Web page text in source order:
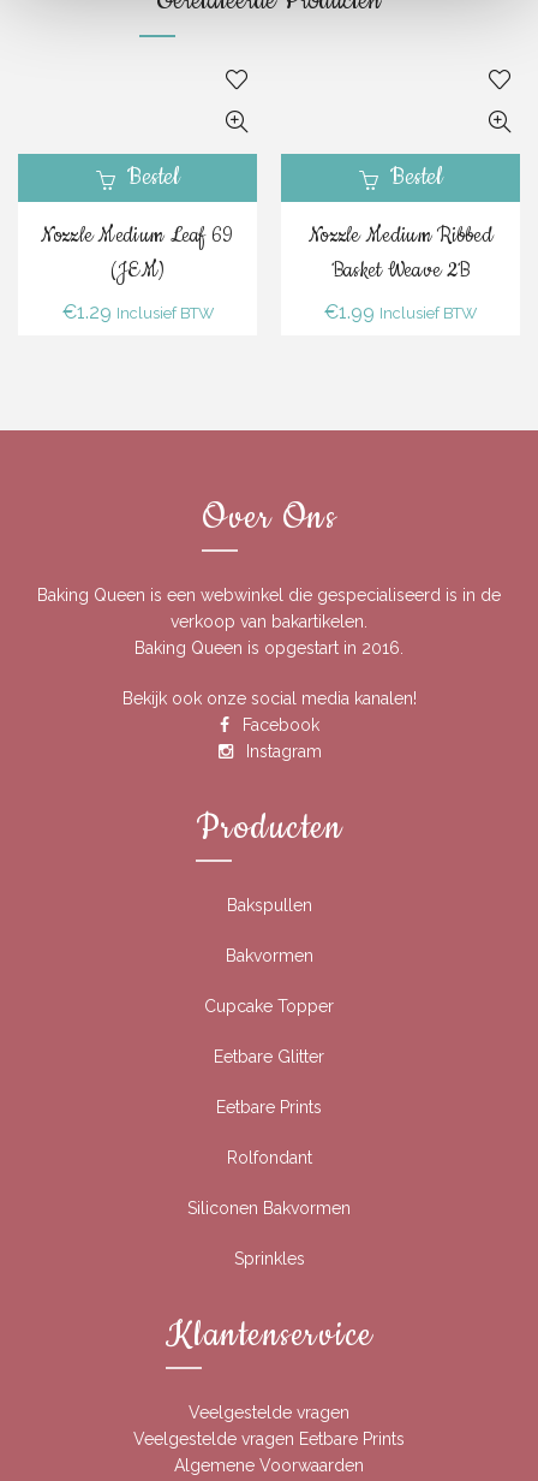
Bestel
Nozzle Medium Leaf 69
(JEM)
€1.29 Inclusief BTW
Bestel
Nozzle Medium Ribbed
Basket Weave 2B
€1.99 Inclusief BTW
Over Ons
Baking Queen is een webwinkel die gespecialiseerd is in de
verkoop van bakartikelen.
Baking Queen is opgestart in 2016.
Bekijk ook onze social media kanalen!
Facebook
Instagram
Producten
Bakspullen
Bakvormen
Cupcake Topper
Eetbare Glitter
Eetbare Prints
Rolfondant
Siliconen Bakvormen
Sprinkles
Klantenservice
Veelgestelde vragen
Veelgestelde vragen Eetbare Prints
Algemene Voorwaarden